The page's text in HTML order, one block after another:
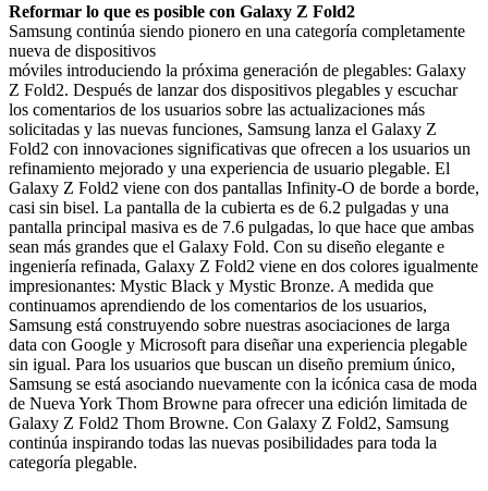
Reformar lo que es posible con Galaxy Z Fold2
Samsung continúa siendo pionero en una categoría completamente
nueva de dispositivos
móviles introduciendo la próxima generación de plegables: Galaxy
Z Fold2. Después de lanzar dos dispositivos plegables y escuchar
los comentarios de los usuarios sobre las actualizaciones más
solicitadas y las nuevas funciones, Samsung lanza el Galaxy Z
Fold2 con innovaciones significativas que ofrecen a los usuarios un
refinamiento mejorado y una experiencia de usuario plegable. El
Galaxy Z Fold2 viene con dos pantallas Infinity-O de borde a borde,
casi sin bisel. La pantalla de la cubierta es de 6.2 pulgadas y una
pantalla principal masiva es de 7.6 pulgadas, lo que hace que ambas
sean más grandes que el Galaxy Fold. Con su diseño elegante e
ingeniería refinada, Galaxy Z Fold2 viene en dos colores igualmente
impresionantes: Mystic Black y Mystic Bronze. A medida que
continuamos aprendiendo de los comentarios de los usuarios,
Samsung está construyendo sobre nuestras asociaciones de larga
data con Google y Microsoft para diseñar una experiencia plegable
sin igual. Para los usuarios que buscan un diseño premium único,
Samsung se está asociando nuevamente con la icónica casa de moda
de Nueva York Thom Browne para ofrecer una edición limitada de
Galaxy Z Fold2 Thom Browne. Con Galaxy Z Fold2, Samsung
continúa inspirando todas las nuevas posibilidades para toda la
categoría plegable.